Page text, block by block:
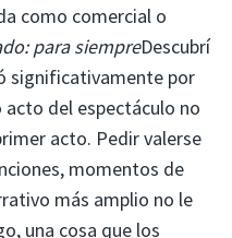
como comercial o
para siempreDescubrí
significativamente por
acto del espectáculo no
acto. Pedir valerse
momentos de
más amplio no le
una cosa que los